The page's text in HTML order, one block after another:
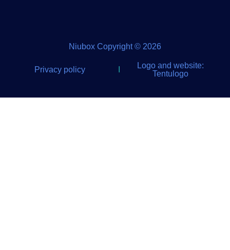
Niubox Copyright © 2026
Privacy policy
Logo and website:
Tentulogo